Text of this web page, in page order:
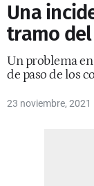
Una
tramo
Un problema
de paso de los
23 noviembre, 2021